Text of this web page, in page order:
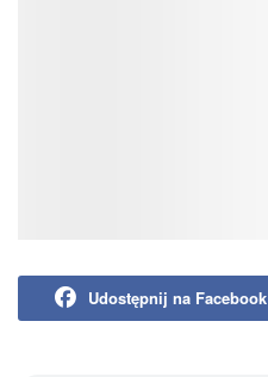
Udostępnij na Facebook